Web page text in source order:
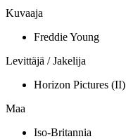
Kuvaaja
Freddie Young
Levittäjä / Jakelija
Horizon Pictures (II)
Maa
Iso-Britannia